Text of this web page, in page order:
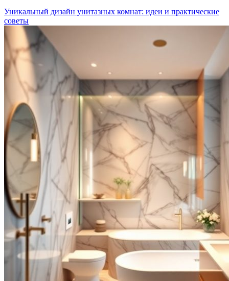
Уникальный дизайн унитазных комнат: идеи и практические
советы